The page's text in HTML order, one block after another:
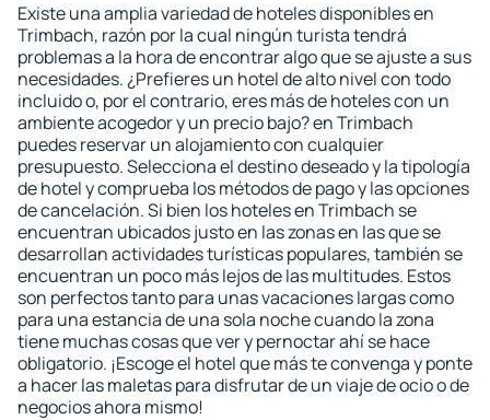
Existe una amplia variedad de hoteles disponibles en
Trimbach, razón por la cual ningún turista tendrá
problemas a la hora de encontrar algo que se ajuste a sus
necesidades. ¿Prefieres un hotel de alto nivel con todo
incluido o, por el contrario, eres más de hoteles con un
ambiente acogedor y un precio bajo? en Trimbach
puedes reservar un alojamiento con cualquier
presupuesto. Selecciona el destino deseado y la tipología
de hotel y comprueba los métodos de pago y las opciones
de cancelación. Si bien los hoteles en Trimbach se
encuentran ubicados justo en las zonas en las que se
desarrollan actividades turísticas populares, también se
encuentran un poco más lejos de las multitudes. Estos
son perfectos tanto para unas vacaciones largas como
para una estancia de una sola noche cuando la zona
tiene muchas cosas que ver y pernoctar ahí se hace
obligatorio. ¡Escoge el hotel que más te convenga y ponte
a hacer las maletas para disfrutar de un viaje de ocio o de
negocios ahora mismo!